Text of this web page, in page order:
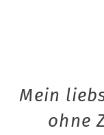
Mein
ohne